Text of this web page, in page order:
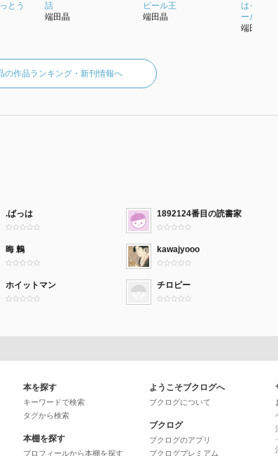
とう
話
端田晶
ビール王
端田晶
はっとう
ール面白
端田晶
の作品ランキング・新刊情報へ
.ばっは 1892124番目の読書家
晦 鶫 kawajyooo
ホイットマン チロピー
本を探す
キーワードで検索
タグから検索
本棚を探す
プロフィールから本棚を探す
ようこそブクログへ
ブクログについて
ブクログ
ブクログのアプリ
ブクログプレミアム